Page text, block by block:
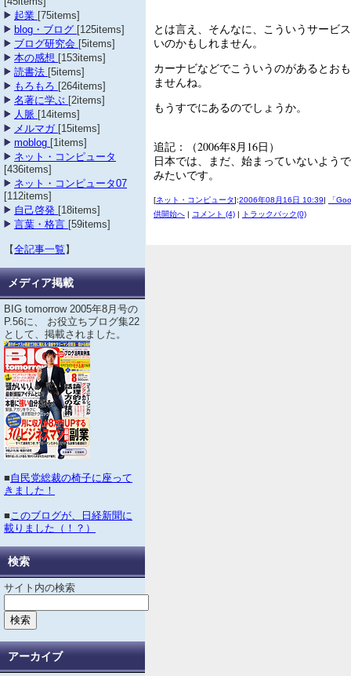
起業 [75items]
blog・ブログ [125items]
ブログ研究会 [5items]
本の感想 [153items]
読書法 [5items]
もろもろ [264items]
名著に学ぶ [2items]
人脈 [14items]
メルマガ [15items]
moblog [1items]
ネット・コンピュータ
[436items]
ネット・コンピュータ07
[112items]
自己啓発 [18items]
言葉・格言 [59items]
【全記事一覧 】
メディア掲載
BIG tomorrow 2005年8月号の
P.56に、 お役立ちブログ集22
として、掲載されました。
■自民党総裁の椅子に座って
きました！
■このブログが、日経新聞に
載りました（！？）
検索
サイト内の検索
アーカイブ
とは言え、そんなに、こういうサービ
いのかもしれません。
カーナビなどでこういうのがあるとお
ませんね。
もうすでにあるのでしょうか。
追記：（2006年8月16日）
日本では、まだ、始まっていないよう
みたいです。
[ネット・コンピュータ]:2006年08月16日 10:39|
「
供開始へ | コメント (4) | トラックバック(0)